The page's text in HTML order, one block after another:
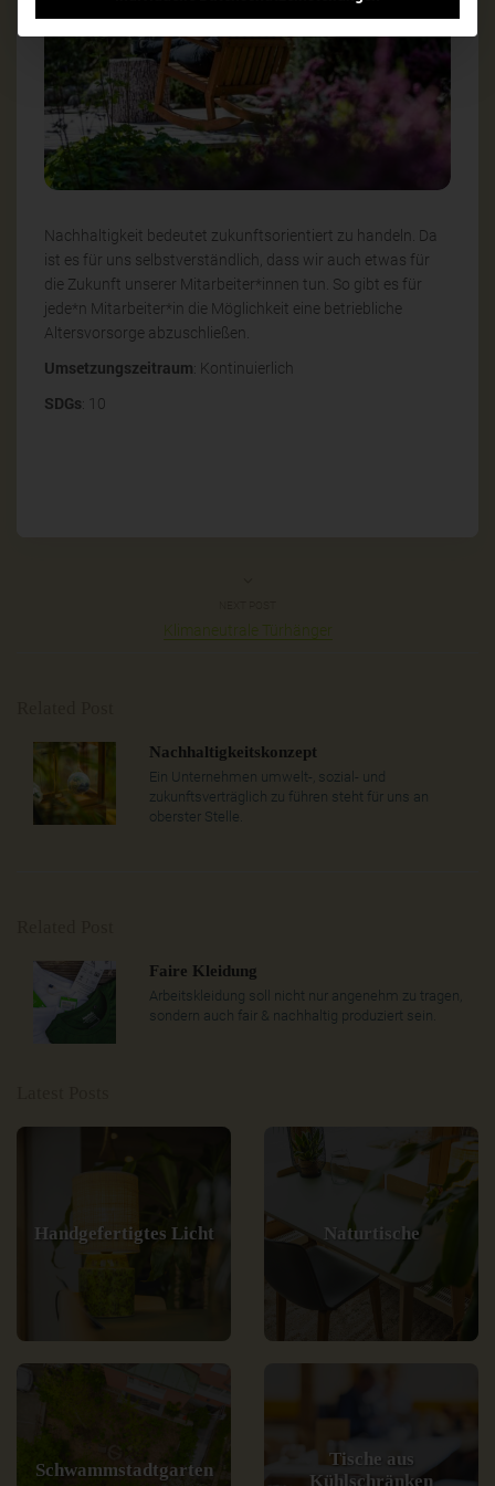
Nachhaltigkeit bedeutet zukunftsorientiert zu handeln. Da
ist es für uns selbstverständlich, dass wir auch etwas für
die Zukunft unserer Mitarbeiter*innen tun. So gibt es für
jede*n Mitarbeiter*in die Möglichkeit eine betriebliche
Altersvorsorge abzuschließen.
Umsetzungszeitraum: Kontinuierlich
SDGs: 10
Klimaneutrale Türhänger
Nachhaltigkeitskonzept
Ein Unternehmen umwelt-, sozial- und
zukunftsverträglich zu führen steht für uns an
oberster Stelle.
Faire Kleidung
Arbeitskleidung soll nicht nur angenehm zu tragen,
sondern auch fair & nachhaltig produziert sein.
Handgefertigtes Licht Naturtische
Schwammstadtgarten
Tische aus
Kühlschränken